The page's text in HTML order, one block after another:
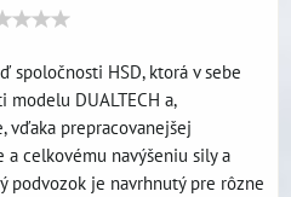
spoločnosti HSD, ktorá v sebe
DUALTECH a,
vďaka prepracovanejšej
celkovému navýšeniu sily a
podvozok je navrhnutý pre rôzne